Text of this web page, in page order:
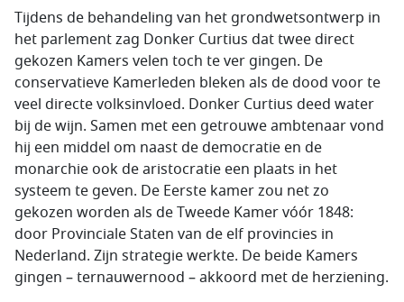
Tijdens de behandeling van het grondwetsontwerp in
het parlement zag Donker Curtius dat twee direct
gekozen Kamers velen toch te ver gingen. De
conservatieve Kamerleden bleken als de dood voor te
veel directe volksinvloed. Donker Curtius deed water
bij de wijn. Samen met een getrouwe ambtenaar vond
hij een middel om naast de democratie en de
monarchie ook de aristocratie een plaats in het
systeem te geven. De Eerste kamer zou net zo
gekozen worden als de Tweede Kamer vóór 1848:
door Provinciale Staten van de elf provincies in
Nederland. Zijn strategie werkte. De beide Kamers
gingen – ternauwernood – akkoord met de herziening.